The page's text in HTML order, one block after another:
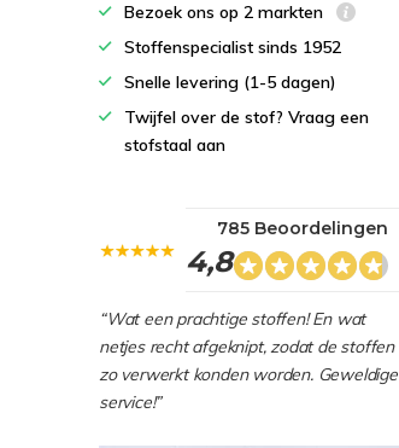
Bezoek ons op 2 markten
Stoffenspecialist sinds 1952
Snelle levering (1-5 dagen)
Twijfel over de stof? Vraag een
stofstaal aan
4,8
785 Beoordelingen
“Wat een prachtige stoffen! En wat
netjes recht afgeknipt, zodat de stoffen
zo verwerkt konden worden. Geweldige
service!”